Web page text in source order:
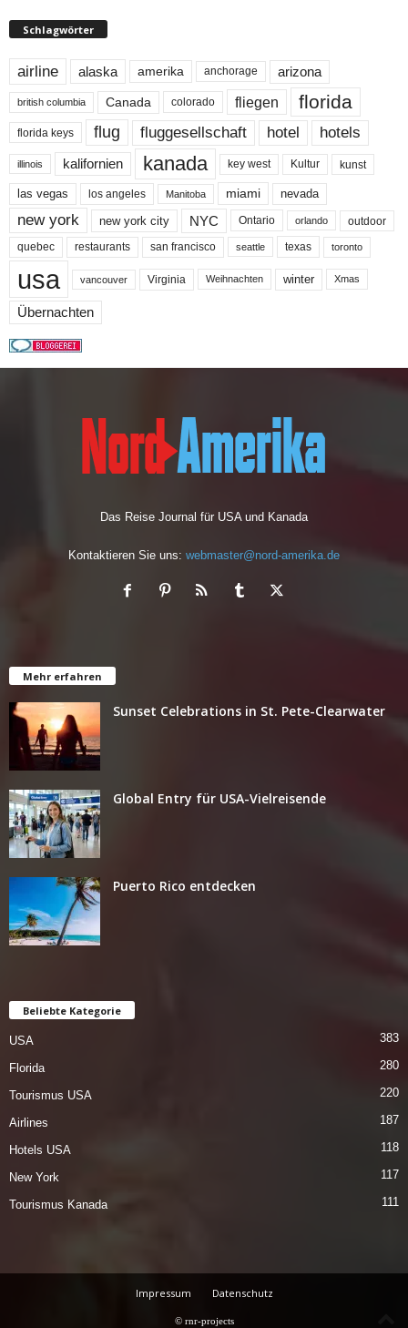
Schlagwörter
airline alaska amerika anchorage arizona
british columbia Canada colorado fliegen florida
florida keys flug fluggesellschaft hotel hotels
illinois kalifornien kanada key west Kultur kunst
las vegas los angeles Manitoba miami nevada
new york new york city NYC Ontario orlando outdoor
quebec restaurants san francisco seattle texas toronto
usa vancouver Virginia Weihnachten winter Xmas
Übernachten
Das Reise Journal für USA und Kanada
Kontaktieren Sie uns: webmaster@nord-amerika.de
Mehr erfahren
Sunset Celebrations in St. Pete-Clearwater
Global Entry für USA-Vielreisende
Puerto Rico entdecken
Beliebte Kategorie
USA 383
Florida 280
Tourismus USA 220
Airlines 187
Hotels USA 118
New York 117
Tourismus Kanada 111
Impressum Datenschutz
© rnr-projects